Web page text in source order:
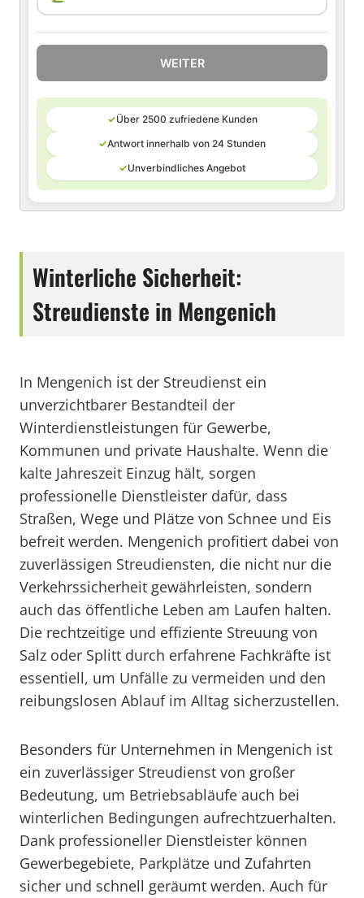
WEITER
✓Über 2500 zufriedene Kunden
✓Antwort innerhalb von 24 Stunden
✓Unverbindliches Angebot
Winterliche Sicherheit:
Streudienste in Mengenich
In Mengenich ist der Streudienst ein
unverzichtbarer Bestandteil der
Winterdienstleistungen für Gewerbe,
Kommunen und private Haushalte. Wenn die
kalte Jahreszeit Einzug hält, sorgen
professionelle Dienstleister dafür, dass
Straßen, Wege und Plätze von Schnee und Eis
befreit werden. Mengenich profitiert dabei von
zuverlässigen Streudiensten, die nicht nur die
Verkehrssicherheit gewährleisten, sondern
auch das öffentliche Leben am Laufen halten.
Die rechtzeitige und effiziente Streuung von
Salz oder Splitt durch erfahrene Fachkräfte ist
essentiell, um Unfälle zu vermeiden und den
reibungslosen Ablauf im Alltag sicherzustellen.
Besonders für Unternehmen in Mengenich ist
ein zuverlässiger Streudienst von großer
Bedeutung, um Betriebsabläufe auch bei
winterlichen Bedingungen aufrechtzuerhalten.
Dank professioneller Dienstleister können
Gewerbegebiete, Parkplätze und Zufahrten
sicher und schnell geräumt werden. Auch für